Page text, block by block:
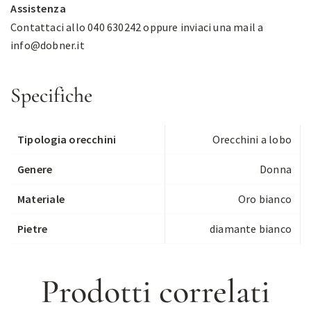
Assistenza
Contattaci allo 040 630242 oppure inviaci una mail a
info@dobner.it
Specifiche
Tipologia orecchini Orecchini a lobo
Genere Donna
Materiale Oro bianco
Pietre diamante bianco
Prodotti correlati